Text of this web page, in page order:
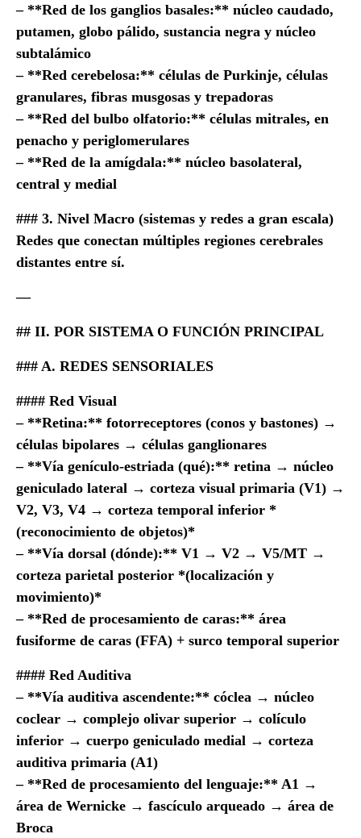
– **Red de los ganglios basales:** núcleo caudado,
putamen, globo pálido, sustancia negra y núcleo
subtalámico
– **Red cerebelosa:** células de Purkinje, células
granulares, fibras musgosas y trepadoras
– **Red del bulbo olfatorio:** células mitrales, en
penacho y periglomerulares
– **Red de la amígdala:** núcleo basolateral,
central y medial
### 3. Nivel Macro (sistemas y redes a gran escala)
Redes que conectan múltiples regiones cerebrales
distantes entre sí.
—
## II. POR SISTEMA O FUNCIÓN PRINCIPAL
### A. REDES SENSORIALES
#### Red Visual
– **Retina:** fotorreceptores (conos y bastones) →
células bipolares → células ganglionares
– **Vía genículo-estriada (qué):** retina → núcleo
geniculado lateral → corteza visual primaria (V1) →
V2, V3, V4 → corteza temporal inferior *
(reconocimiento de objetos)*
– **Vía dorsal (dónde):** V1 → V2 → V5/MT →
corteza parietal posterior *(localización y
movimiento)*
– **Red de procesamiento de caras:** área
fusiforme de caras (FFA) + surco temporal superior
#### Red Auditiva
– **Vía auditiva ascendente:** cóclea → núcleo
coclear → complejo olivar superior → colículo
inferior → cuerpo geniculado medial → corteza
auditiva primaria (A1)
– **Red de procesamiento del lenguaje:** A1 →
área de Wernicke → fascículo arqueado → área de
Broca